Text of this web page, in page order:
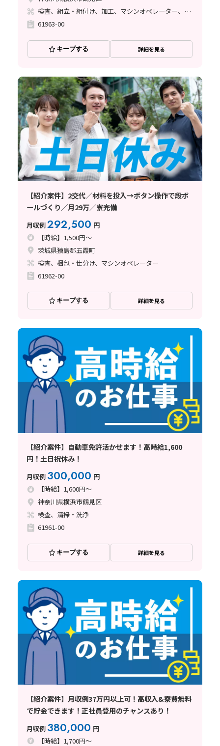
検査、組立・組付け、加工、マシンオペレーター、清掃・洗浄
61963-00
キープする 詳細を見る
【紹介案件】2交代／材料を投入→ボタン操作で段ボ
ールづくり／月29万／寮完備
月収例292,500 円
【時給】1,500円～
茨城県猿島郡五霞町
検査、梱包・仕分け、マシンオペレーター
61962-00
キープする 詳細を見る
【紹介案件】自動車免許活かせます！高時給1,600
円！土日祝休み！
月収例 300,000 円
【時給】1,600円～
神奈川県横浜市鶴見区
検査、清掃・洗浄
61961-00
キープする 詳細を見る
【紹介案件】月収例37万円以上可！高収入&寮費無料
で貯金できます！正社員登用のチャンスあり！
月収例 380,000 円
【時給】1,700円～